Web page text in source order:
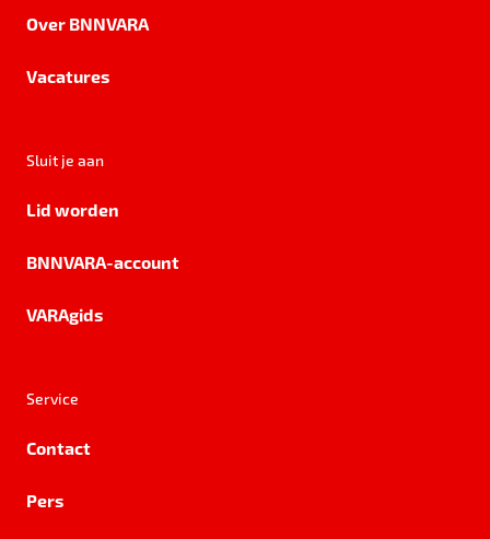
Over BNNVARA
Vacatures
Sluit je aan
Lid worden
BNNVARA-account
VARAgids
Service
Contact
Pers